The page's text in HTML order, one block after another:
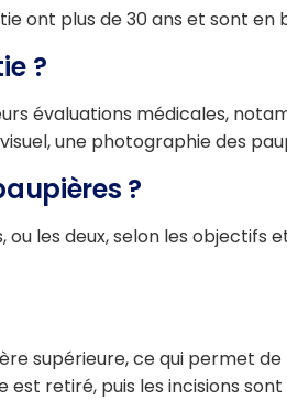
ont plus de 30 ans et sont en
?
évaluations médicales,
une photographie des
?
les deux, selon les objectifs
supérieure, ce qui permet de
est retiré, puis les incisions